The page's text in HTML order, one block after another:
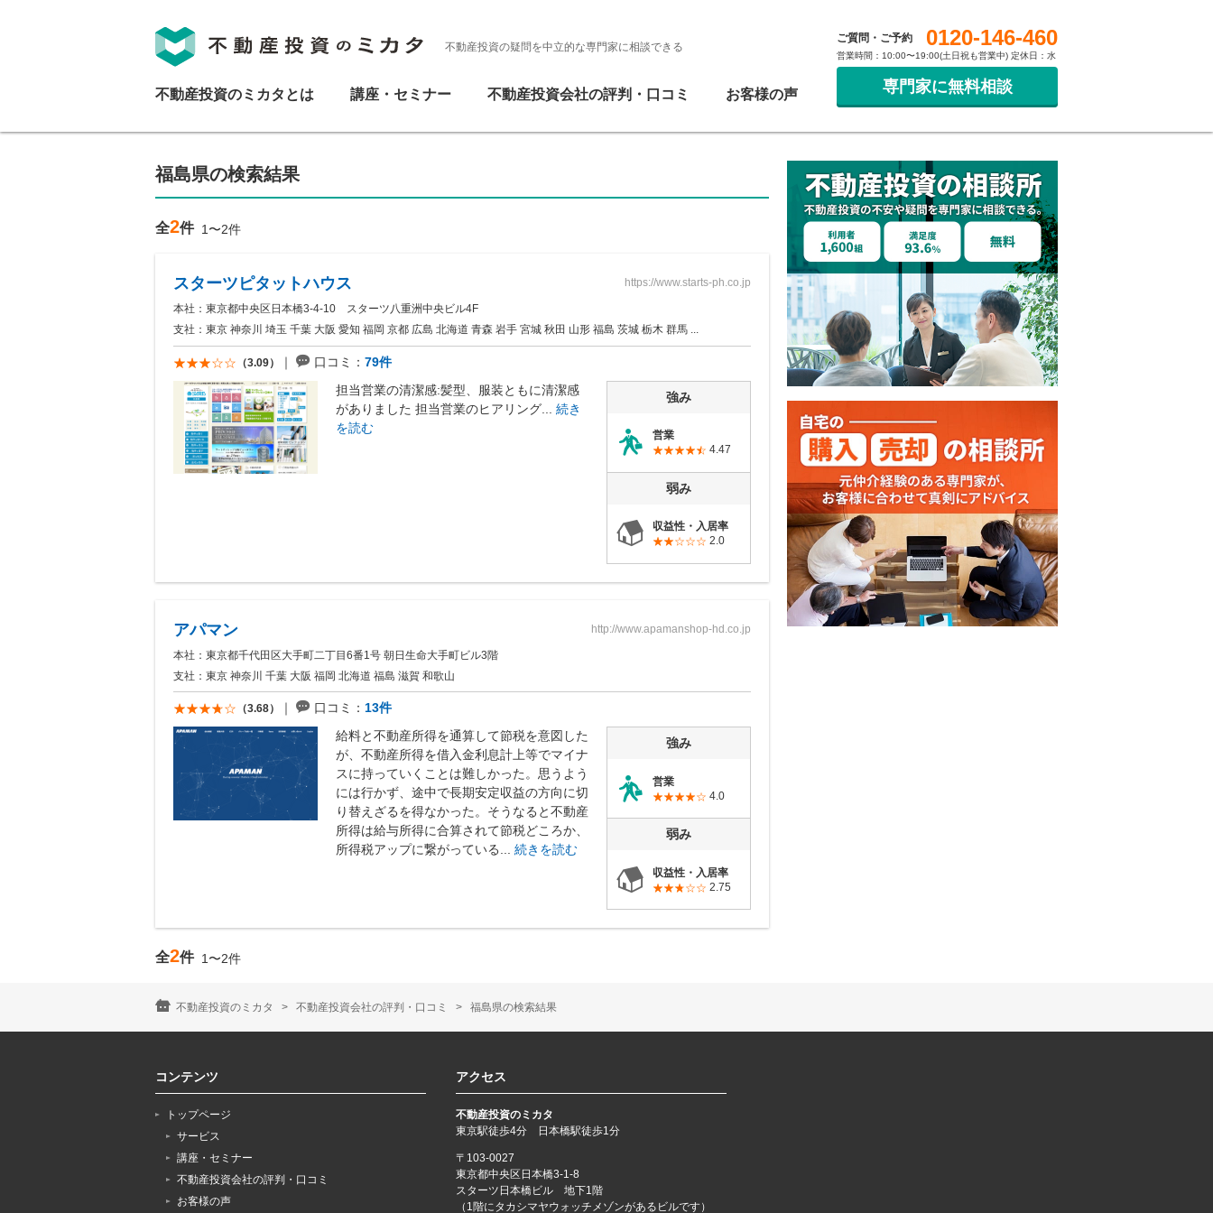
不動産投資の疑問を中立的な専門家に相談できる
不動産投資のミカタとは 講座・セミナー 不動産投資会社の評判・口コミ お客様の声 専門家に無料相談
ご質問・ご予約 0120-146-460
営業時間：10:00〜19:00(土日祝も営業中) 定休日：水
福島県の検索結果
全2件 1〜2件
スターツピタットハウス
本社：東京都中央区日本橋3-4-10 スターツ八重洲中央ビル4F
支社：東京 神奈川 埼玉 千葉 大阪 愛知 福岡 京都 広島 北海道 青森 岩手 宮城 秋田 山形 福島 茨城 栃木 群馬 ...
https://www.starts-ph.co.jp
（3.09） 口コミ： 79件
担当営業の清潔感:髪型、服装ともに清潔感
がありました 担当営業のヒアリング... 続き
を読む
強み
営業
4.47
弱み
収益性・入居率
2.0
アパマン
本社：東京都千代田区大手町二丁目6番1号 朝日生命大手町ビル3階
支社：東京 神奈川 千葉 大阪 福岡 北海道 福島 滋賀 和歌山
http://www.apamanshop-hd.co.jp
（3.68） 口コミ： 13件
給料と不動産所得を通算して節税を意図した
が、不動産所得を借入金利息計上等でマイナ
スに持っていくことは難しかった。思うよう
には行かず、途中で長期安定収益の方向に切
り替えざるを得なかった。そうなると不動産
所得は給与所得に合算されて節税どころか、
所得税アップに繋がっている... 続きを読む
強み
営業
4.0
弱み
収益性・入居率
2.75
全2件 1〜2件
不動産投資のミカタ 不動産投資会社の評判・口コミ 福島県の検索結果
コンテンツ
トップページ
サービス
講座・セミナー
不動産投資会社の評判・口コミ
お客様の声
アクセス
不動産投資のミカタ
東京駅徒歩4分 日本橋駅徒歩1分
〒103-0027
東京都中央区日本橋3-1-8
スターツ日本橋ビル 地下1階
（1階にタカシマヤウォッチメゾンがあるビルです）